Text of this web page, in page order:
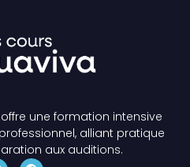
une formation intensive
alliant pratique
aux auditions.